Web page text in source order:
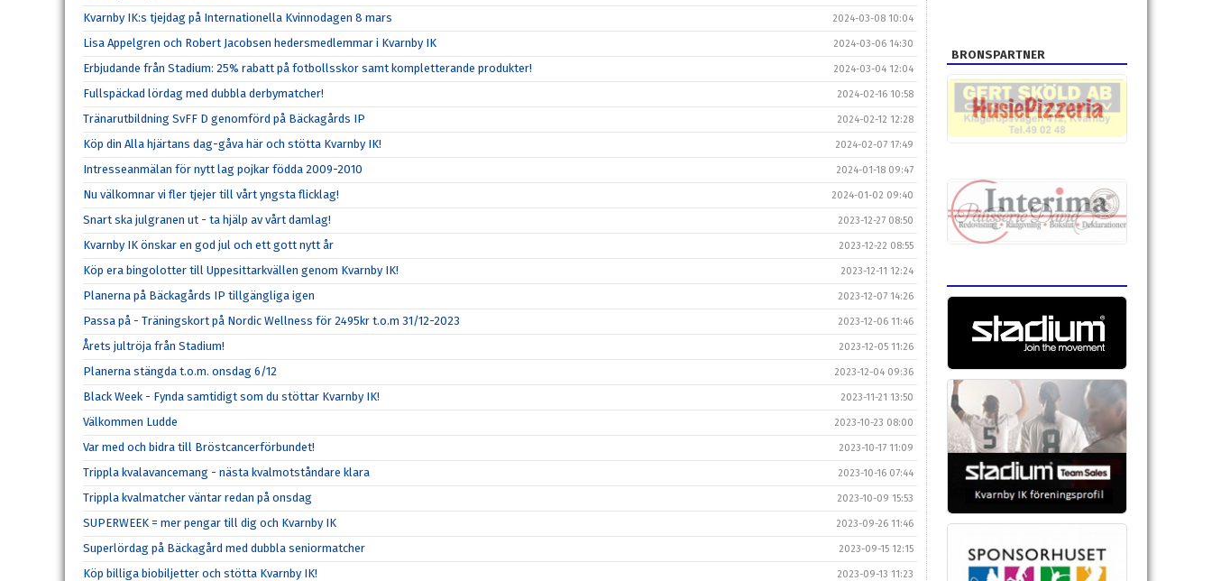
Kvarnby IK:s tjejdag på Internationella Kvinnodagen 8 mars 2024-03-08 10:04
Lisa Appelgren och Robert Jacobsen hedersmedlemmar i Kvarnby IK 2024-03-06 14:30
Erbjudande från Stadium: 25% rabatt på fotbollsskor samt kompletterande produkter! 2024-03-04 12:04
Fullspäckad lördag med dubbla derbymatcher! 2024-02-16 10:58
Tränarutbildning SvFF D genomförd på Bäckagårds IP 2024-02-12 12:28
Köp din Alla hjärtans dag-gåva här och stötta Kvarnby IK! 2024-02-07 17:49
Intresseanmälan för nytt lag pojkar födda 2009-2010 2024-01-18 09:47
Nu välkomnar vi fler tjejer till vårt yngsta flicklag! 2024-01-02 09:40
Snart ska julgranen ut - ta hjälp av vårt damlag! 2023-12-27 08:50
Kvarnby IK önskar en god jul och ett gott nytt år 2023-12-22 08:55
Köp era bingolotter till Uppesittarkvällen genom Kvarnby IK! 2023-12-11 12:24
Planerna på Bäckagårds IP tillgängliga igen 2023-12-07 14:26
Passa på - Träningskort på Nordic Wellness för 2495kr t.o.m 31/12-2023 2023-12-06 11:46
Årets jultröja från Stadium! 2023-12-05 11:26
Planerna stängda t.o.m. onsdag 6/12 2023-12-04 09:36
Black Week - Fynda samtidigt som du stöttar Kvarnby IK! 2023-11-21 13:50
Välkommen Ludde 2023-10-23 08:00
Var med och bidra till Bröstcancerförbundet! 2023-10-17 11:09
Trippla kvalavancemang - nästa kvalmotståndare klara 2023-10-16 07:44
Trippla kvalmatcher väntar redan på onsdag 2023-10-09 15:53
SUPERWEEK = mer pengar till dig och Kvarnby IK 2023-09-26 11:46
Superlördag på Bäckagård med dubbla seniormatcher 2023-09-15 12:15
Köp billiga biobiljetter och stötta Kvarnby IK! 2023-09-13 11:23
BRONSPARTNER